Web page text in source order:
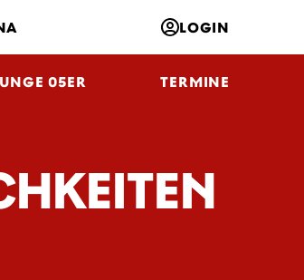
LOGIN
05ER TERMINE